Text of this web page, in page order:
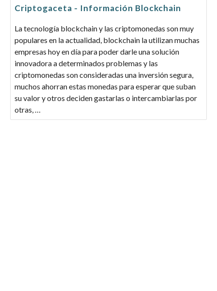
Criptogaceta - Información Blockchain
La tecnología blockchain y las criptomonedas son muy
populares en la actualidad, blockchain la utilizan muchas
empresas hoy en día para poder darle una solución
innovadora a determinados problemas y las
criptomonedas son consideradas una inversión segura,
muchos ahorran estas monedas para esperar que suban
su valor y otros deciden gastarlas o intercambiarlas por
otras, …